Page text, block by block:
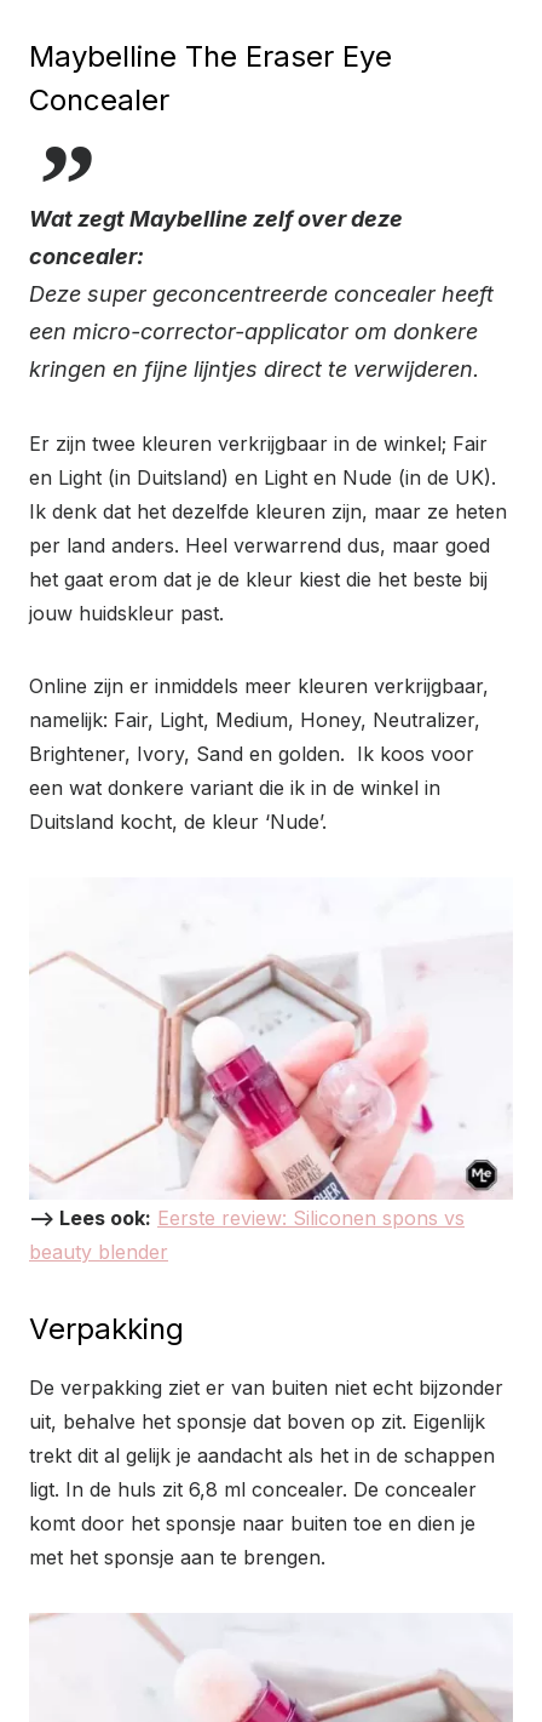
Maybelline The Eraser Eye
Concealer
Wat zegt Maybelline zelf over deze
concealer:
Deze super geconcentreerde concealer heeft
een micro-corrector-applicator om donkere
kringen en fijne lijntjes direct te verwijderen.
Er zijn twee kleuren verkrijgbaar in de winkel; Fair
en Light (in Duitsland) en Light en Nude (in de UK).
Ik denk dat het dezelfde kleuren zijn, maar ze heten
per land anders. Heel verwarrend dus, maar goed
het gaat erom dat je de kleur kiest die het beste bij
jouw huidskleur past.
Online zijn er inmiddels meer kleuren verkrijgbaar,
namelijk: Fair, Light, Medium, Honey, Neutralizer,
Brightener, Ivory, Sand en golden. Ik koos voor
een wat donkere variant die ik in de winkel in
Duitsland kocht, de kleur ‘Nude’.
–> Lees ook: Eerste review: Siliconen spons vs
beauty blender
Verpakking
De verpakking ziet er van buiten niet echt bijzonder
uit, behalve het sponsje dat boven op zit. Eigenlijk
trekt dit al gelijk je aandacht als het in de schappen
ligt. In de huls zit 6,8 ml concealer. De concealer
komt door het sponsje naar buiten toe en dien je
met het sponsje aan te brengen.